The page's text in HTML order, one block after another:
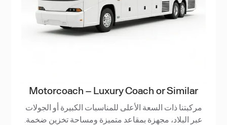
Motorcoach – Luxury Coach or Similar
مركبتنا ذات السعة الأعلى للمناسبات الكبيرة أو الجولات
عبر البلاد، مجهزة بمقاعد متميزة ومساحة تخزين ضخمة.